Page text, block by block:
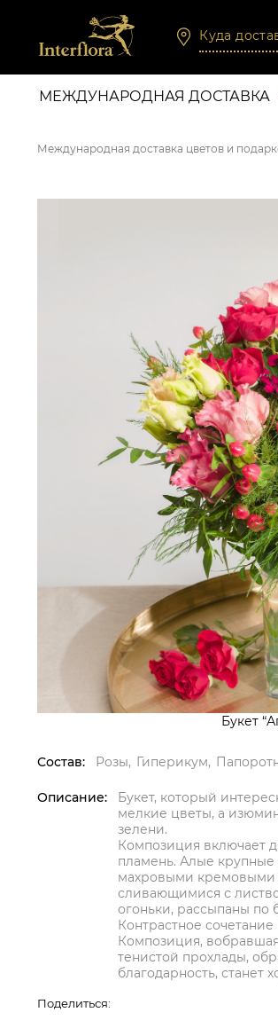
Куда
МЕЖДУНАРОДНАЯ ДОСТАВКА
Международная доставка цветов и
Букет
Состав: Розы Гиперикум
Описание:
Букет, который
мелкие цветы, а
зелени.
Композиция включает
пламень. Алые крупные
махровыми кремовыми
сливающимися с
огоньки, рассыпаны по
Контрастное
Композиция,
тенистой прохлады,
благодарность, станет
Поделиться: